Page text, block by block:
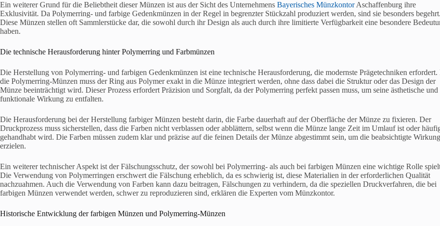
Ein weiterer Grund für die Beliebtheit dieser Münzen ist aus der Sicht des Unternehmens Bayerisches MünzkontorAschaffenburg ihre
Exklusivität. Da Polymerring- und farbige Gedenkmünzen in der Regel in begrenzter Stückzahl produziert werden, sind sie besonders begehrt.
Diese Münzen stellen oft Sammlerstücke dar, die sowohl durch ihr Design als auch durch ihre limitierte Verfügbarkeit eine besondere
haben.
Die technische Herausforderung hinter Polymerring und Farbmünzen
Die Herstellung von Polymerring- und farbigen Gedenkmünzen ist eine technische Herausforderung, die modernste Prägetechniken erfordert.
die Polymerring-Münzen muss der Ring aus Polymer exakt in die Münze integriert werden, ohne dass dabei die Struktur oder das Design der
Münze beeinträchtigt wird. Dieser Prozess erfordert Präzision und Sorgfalt, da der Polymerring perfekt passen muss, um seine ästhetische und
funktionale Wirkung zu entfalten.
Die Herausforderung bei der Herstellung farbiger Münzen besteht darin, die Farbe dauerhaft auf der Oberfläche der Münze zu fixieren. Der
Druckprozess muss sicherstellen, dass die Farben nicht verblassen oder abblättern, selbst wenn die Münze lange Zeit im Umlauf ist oder
gehandhabt wird. Die Farben müssen zudem klar und präzise auf die feinen Details der Münze abgestimmt sein, um die beabsichtigte
erzielen.
Ein weiterer technischer Aspekt ist der Fälschungsschutz, der sowohl bei Polymerring- als auch bei farbigen Münzen eine wichtige Rolle
Die Verwendung von Polymerringen erschwert die Fälschung erheblich, da es schwierig ist, diese Materialien in der erforderlichen Qualität
nachzuahmen. Auch die Verwendung von Farben kann dazu beitragen, Fälschungen zu verhindern, da die speziellen Druckverfahren, die bei
farbigen Münzen verwendet werden, schwer zu reproduzieren sind, erklären die Experten vom Münzkontor.
Historische Entwicklung der farbigen Münzen und Polymerring-Münzen